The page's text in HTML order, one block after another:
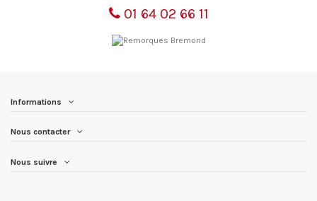
01 64 02 66 11
Informations
Nous contacter
Nous suivre